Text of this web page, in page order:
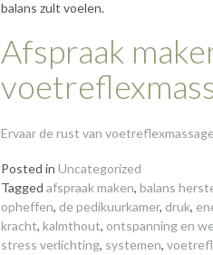
balans zult voelen.
Afspraak
Ervaar de rust van
Posted in Uncategorized
Tagged afspraak maken, balans
opheffen, de pedikuurkamer, druk,
kracht, kalmthout, ontspanning en
stress verlichting, systemen,